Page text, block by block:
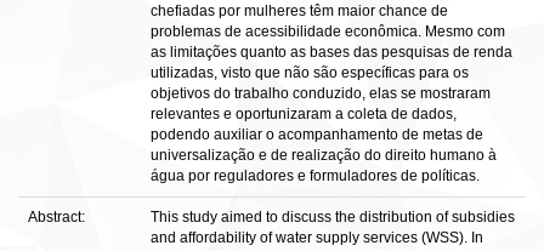
chefiadas por mulheres têm maior chance de
problemas de acessibilidade econômica. Mesmo com
as limitações quanto as bases das pesquisas de renda
utilizadas, visto que não são específicas para os
objetivos do trabalho conduzido, elas se mostraram
relevantes e oportunizaram a coleta de dados,
podendo auxiliar o acompanhamento de metas de
universalização e de realização do direito humano à
água por reguladores e formuladores de políticas.
Abstract:
This study aimed to discuss the distribution of subsidies
and affordability of water supply services (WSS). In